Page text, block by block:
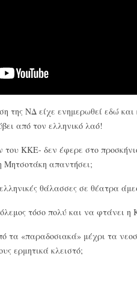
της ΝΔ είχε ενημερωθεί εδώ
από τον ελληνικό λαό!
του ΚΚΕ- δεν έφερε στο
Μητσοτάκη απαντήσει;
θάλασσες σε θέατρα
τόσο πολύ και να
τα «παραδοσιακά» μέχρι τα
ερμητικά κλειστό;